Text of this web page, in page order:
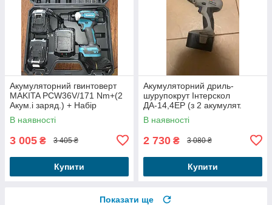
Акумуляторний гвинтоверт
MAKITA PCW36V/171 Nm+(2
Акум.і заряд.) + Набір
інструментів!
В наявності
3 005 ₴ 3 405 ₴
Купити
Акумуляторний дриль-
шурупокрут Інтерскол
ДА-14,4ЕР (з 2 акумулят.
+зар)
В наявності
2 730 ₴ 3 080 ₴
Купити
Показати ще